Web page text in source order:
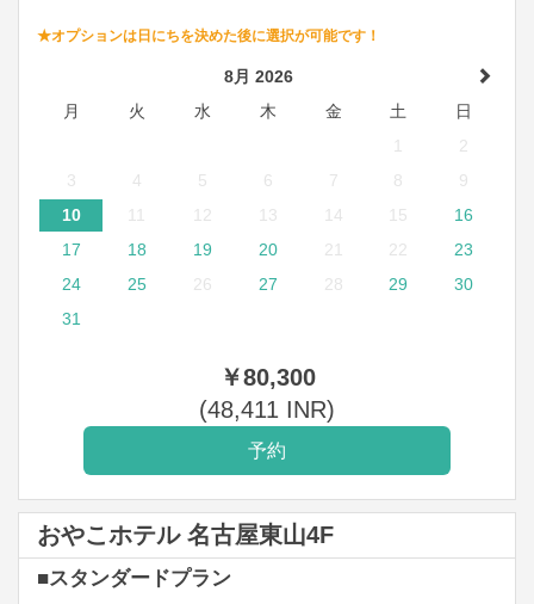
★オプションは日にちを決めた後に選択が可能です！
8月 2026
月
火 水 木 金 土
日
2
3
4 5 6 7 8
9
10
12 13 14 15
16
17
18 19 20 21 22
23
24
25 26 27 28 29
30
31
￥80,300
(48,411 INR)
おやこホテル 名古屋東山4F
■スタンダードプラン